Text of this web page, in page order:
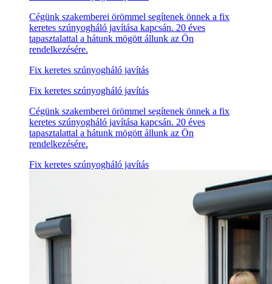
Cégünk szakemberei örömmel segítenek önnek a fix
keretes szúnyogháló javítása kapcsán. 20 éves
tapasztalattal a hátunk mögött állunk az Ön
rendelkezésére.
Fix keretes szúnyogháló javítás
Fix keretes szúnyogháló javítás
Cégünk szakemberei örömmel segítenek önnek a fix
keretes szúnyogháló javítása kapcsán. 20 éves
tapasztalattal a hátunk mögött állunk az Ön
rendelkezésére.
Fix keretes szúnyogháló javítás